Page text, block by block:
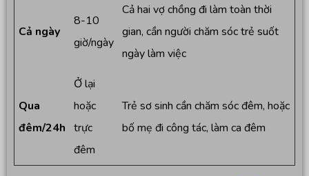
Cả ngày
8-10
giờ/ngày
Cả hai vợ chồng đi làm toàn thời
gian, cần người chăm sóc trẻ suốt
ngày làm việc
Qua
đêm/24h
Ở lại
hoặc
trực
đêm
Trẻ sơ sinh cần chăm sóc đêm, hoặc
bố mẹ đi công tác, làm ca đêm